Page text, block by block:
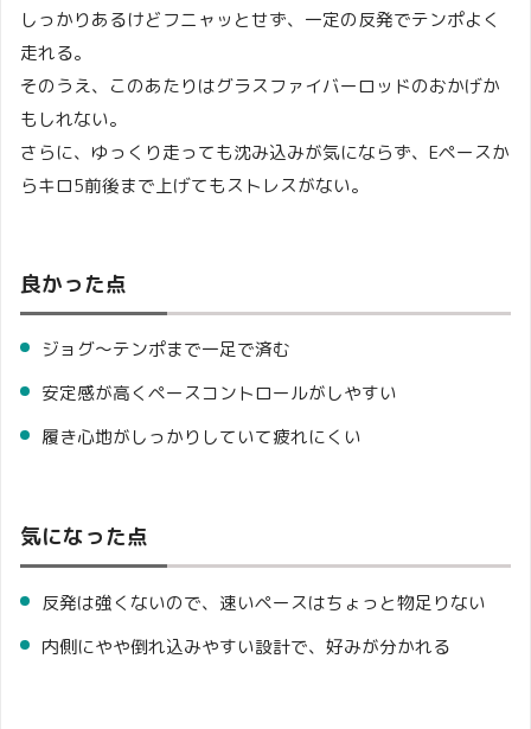
しっかりあるけどフニャッとせず、一定の反発でテンポよく
走れる。
そのうえ、このあたりはグラスファイバーロッドのおかげか
もしれない。
さらに、ゆっくり走っても沈み込みが気にならず、Eペースか
らキロ5前後まで上げてもストレスがない。
良かった点
ジョグ〜テンポまで一足で済む
安定感が高くペースコントロールがしやすい
履き心地がしっかりしていて疲れにくい
気になった点
反発は強くないので、速いペースはちょっと物足りない
内側にやや倒れ込みやすい設計で、好みが分かれる